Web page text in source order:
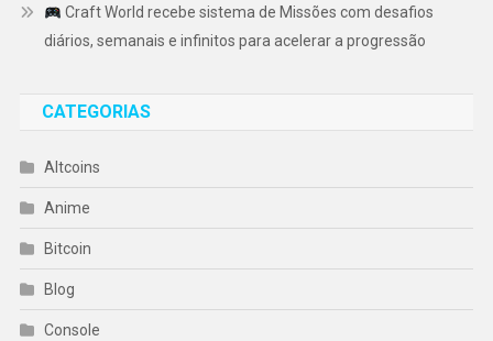
Craft World recebe sistema de Missões com desafios
diários, semanais e infinitos para acelerar a progressão
CATEGORIAS
Altcoins
Anime
Bitcoin
Blog
Console